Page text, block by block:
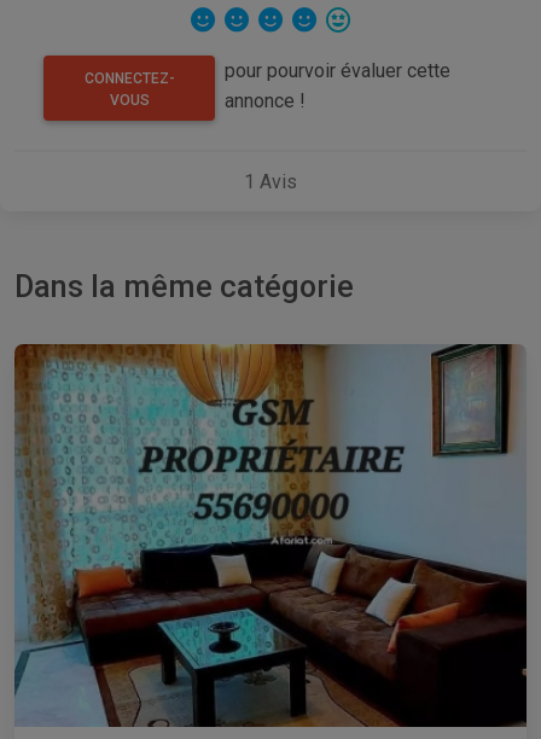
CONNECTEZ-
VOUS
pour pourvoir évaluer cette
annonce !
1 Avis
Dans la même catégorie